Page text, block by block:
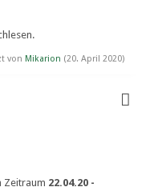
von Mikarion (20. April 2020)
Zeitraum 22.04.20 -